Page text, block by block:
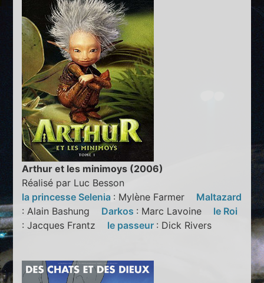
Arthur et les minimoys (2006)
Réalisé par Luc Besson
la princesse Selenia : Mylène Farmer Maltazard
: Alain Bashung Darkos : Marc Lavoine le Roi
: Jacques Frantz le passeur : Dick Rivers